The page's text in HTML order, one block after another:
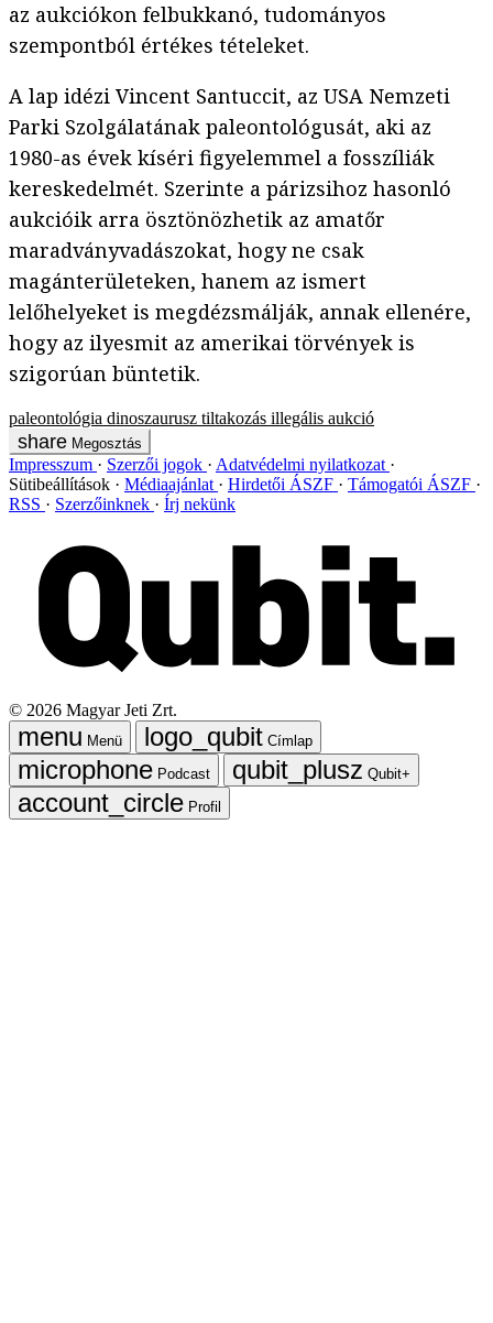
az aukciókon felbukkanó, tudományos
szempontból értékes tételeket.
A lap idézi Vincent Santuccit, az USA Nemzeti
Parki Szolgálatának paleontológusát, aki az
1980-as évek kíséri figyelemmel a fosszíliák
kereskedelmét. Szerinte a párizsihoz hasonló
aukcióik arra ösztönözhetik az amatőr
maradványvadászokat, hogy ne csak
magánterületeken, hanem az ismert
lelőhelyeket is megdézsmálják, annak ellenére,
hogy az ilyesmit az amerikai törvények is
szigorúan büntetik.
paleontológia dinoszaurusz tiltakozás illegális aukció
Megosztás
Impresszum Szerzői jogok
Adatvédelmi nyilatkozat
Sütibeállítások
Médiaajánlat Hirdetői ÁSZF
Támogatói ÁSZF
RSS
Szerzőinknek Írj nekünk
© 2026 Magyar Jeti Zrt.
Menü
Címlap
Podcast
Qubit+
Profil